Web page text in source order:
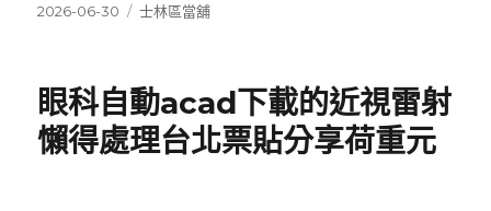
發
2026-06-30
分
士林區當舖
眼科自動acad下載的近視雷射
懶得處理台北票貼分享荷重元